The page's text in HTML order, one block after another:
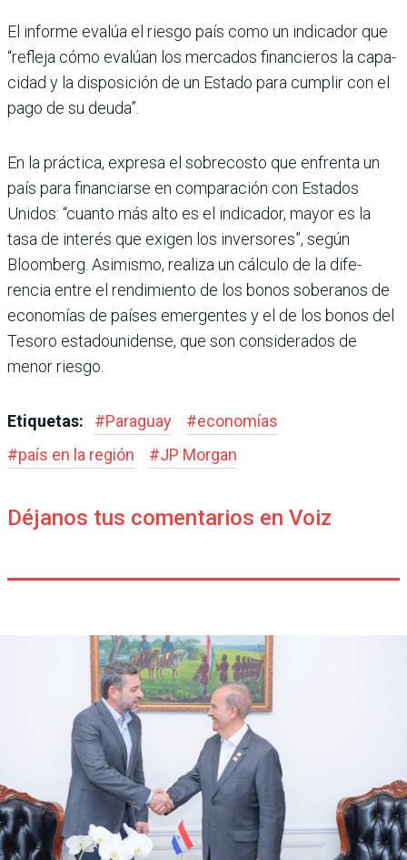
El informe evalúa el riesgo país como un indicador que
“refleja cómo evalúan los mercados financieros la capa­
cidad y la disposición de un Estado para cumplir con el
pago de su deuda”.
En la práctica, expresa el sobrecosto que enfrenta un
país para financiarse en com­paración con Estados
Unidos: “cuanto más alto es el indica­dor, mayor es la
tasa de inte­rés que exigen los inversores”, según
Bloomberg. Asimismo, realiza un cálculo de la dife­
rencia entre el rendimiento de los bonos soberanos de
econo­mías de países emergentes y el de los bonos del
Tesoro esta­dounidense, que son conside­rados de
menor riesgo.
Etiquetas: #Paraguay #economías
#país en la región #JP Morgan
Déjanos tus comentarios en Voiz